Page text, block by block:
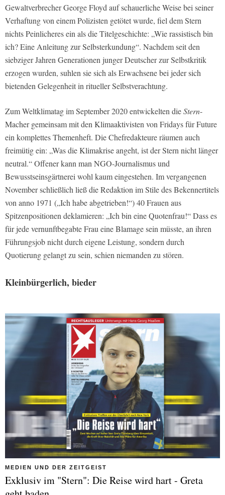
Gewaltverbrecher George Floyd auf schauerliche Weise bei seiner
Verhaftung von einem Polizisten getötet wurde, fiel demStern
nichts Peinlicheres ein als die Titelgeschichte: „Wie rassistisch bin
ich? Eine Anleitung zur Selbsterkundung“. Nachdem seit den
siebziger Jahren Generationen junger Deutscher zur Selbstkritik
erzogen wurden, suhlen sie sich als Erwachsene bei jeder sich
bietenden Gelegenheit in ritueller Selbstverachtung.
Zum Weltklimatag im September 2020 entwickelten dieStern-
Macher gemeinsam mit den Klimaaktivisten von Fridays für Future
ein komplettes Themenheft. Die Chefredakteure räumen auch
freimütig ein: „Was die Klimakrise angeht, ist der Stern nicht länger
neutral.“ Offener kann man NGO-Journalismus und
Bewusstseinsgärtnerei wohl kaum eingestehen. Im vergangenen
November schließlich ließ die Redaktion im Stile des Bekennertitels
von anno 1971 („Ich habe abgetrieben!“) 40 Frauen aus
Spitzenpositionen deklamieren: „Ich bin eine Quotenfrau!“ Dass es
für jede vernunftbegabte Frau eine Blamage sein müsste, an ihren
Führungsjob nicht durch eigene Leistung, sondern durch
Quotierung gelangt zu sein, schien niemanden zu stören.
Kleinbürgerlich, bieder
MEDIEN UND DER ZEITGEIST
Exklusiv im "Stern": Die Reise wird hart - Greta